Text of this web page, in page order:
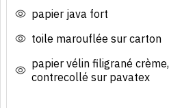
papier java fort
toile marouflée sur carton
papier vélin filigrané crème,
contrecollé sur pavatex